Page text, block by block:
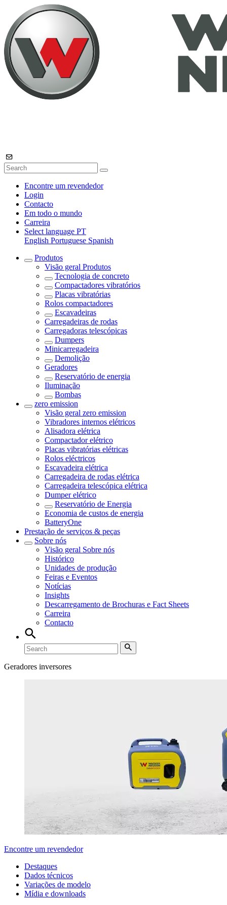
Encontre um revendedor
Login
Contacto
Em todo o mundo
Carreira
Select language PT
English Portuguese Spanish
Produtos
Visão geral Produtos
Tecnologia de concreto
Compactadores vibratórios
Placas vibratórias
Rolos compactadores
Escavadeiras
Carregadeiras de rodas
Carregadoras telescópicas
Dumpers
Minicarregadeira
Demolição
Geradores
Reservatório de energia
Iluminação
Bombas
zero emission
Visão geral zero emission
Vibradores internos elétricos
Alisadora elétrica
Compactador elétrico
Placas vibratórias elétricas
Rolos eléctricos
Escavadeira elétrica
Carregadeira de rodas elétrica
Carregadeira telescópica elétrica
Dumper elétrico
Reservatório de Energia
Economia de custos de energia
BatteryOne
Prestação de serviços & peças
Sobre nós
Visão geral Sobre nós
Histórico
Unidades de produção
Feiras e Eventos
Notícias
Insights
Descarregamento de Brochuras e Fact Sheets
Carreira
Contacto
Geradores inversores
Encontre um revendedor
Destaques
Dados técnicos
Variações de modelo
Mídia e downloads